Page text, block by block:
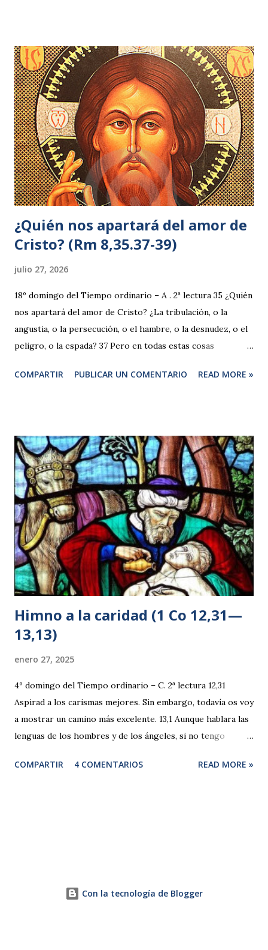
que iba a hacer. 7 Felipe le respondió: —Doscientos
denarios de pan no bastan ni para que cada uno coma un
poco. 8 Uno de sus discípulos, Andrés, el hermano de
Simón Pedro, le dijo: 9 —Aquí hay un muchacho que tiene
cinco panes de cebada y do...
¿Quién nos apartará del amor de
Cristo? (Rm 8,35.37-39)
julio 27, 2026
18º domingo del Tiempo ordinario – A . 2ª lectura 35 ¿Quién
nos apartará del amor de Cristo? ¿La tribulación, o la
angustia, o la persecución, o el hambre, o la desnudez, o el
peligro, o la espada? 37 Pero en todas estas cosas
Porque estoy convencido de que ni la muerte, ni la vida, ni
Dios, que está en Cristo Jesús, Señor nuestro. Comentario
a Romanos 8,35-37 Estos versículos son como una
recapitulación de lo expuesto en todo el capítulo. Expresan
una de las declaraciones más elocuentes de Pablo: la fuerza
omnipotente de Aquel que ama a la criatura humana, hasta
el punto de entregar a la muerte a su propio Hijo Unig...
COMPARTIR PUBLICAR UN COMENTARIO READ MORE »
Himno a la caridad (1 Co 12,31—
13,13)
enero 27, 2025
4º domingo del Tiempo ordinario – C. 2ª lectura 12,31
Aspirad a los carismas mejores. Sin embargo, todavía os voy
a mostrar un camino más excelente. 13,1 Aunque hablara las
lenguas de los hombres y de los ángeles, si no tengo
platillos. 2 Y aunque tuviera el don de profecía y conociera
no se jacta, 5 no es ambiciosa, no busca lo suyo, no se irrita,
COMPARTIR 4 COMENTARIOS READ MORE »
Con la tecnología de Blogger